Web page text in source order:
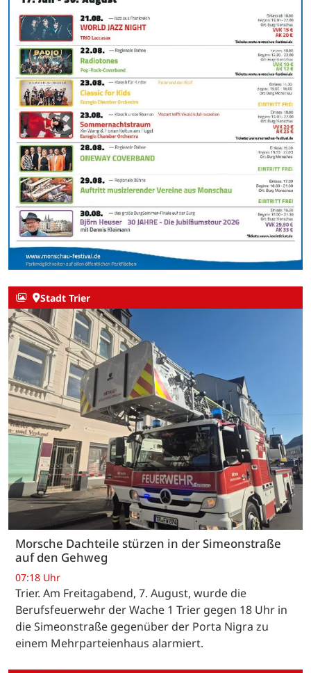
Stadt Trier
Morsche Dachteile stürzen in der Simeonstraße
auf den Gehweg
07:18 Uhr
Trier. Am Freitagabend, 7. August, wurde die
Berufsfeuerwehr der Wache 1 Trier gegen 18 Uhr in
die Simeonstraße gegenüber der Porta Nigra zu
einem Mehrparteienhaus alarmiert.